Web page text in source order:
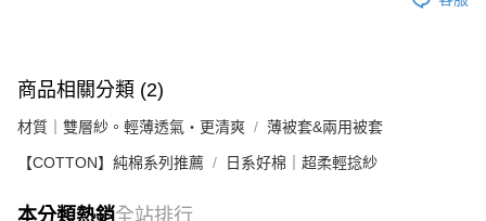
商品相關分類 (2)
材質｜雙層紗。輕薄透氣・更清爽 薄被套&兩用被套
【COTTON】純棉系列推薦 日系好棉｜超柔輕捻紗
本分類熱銷全站排行